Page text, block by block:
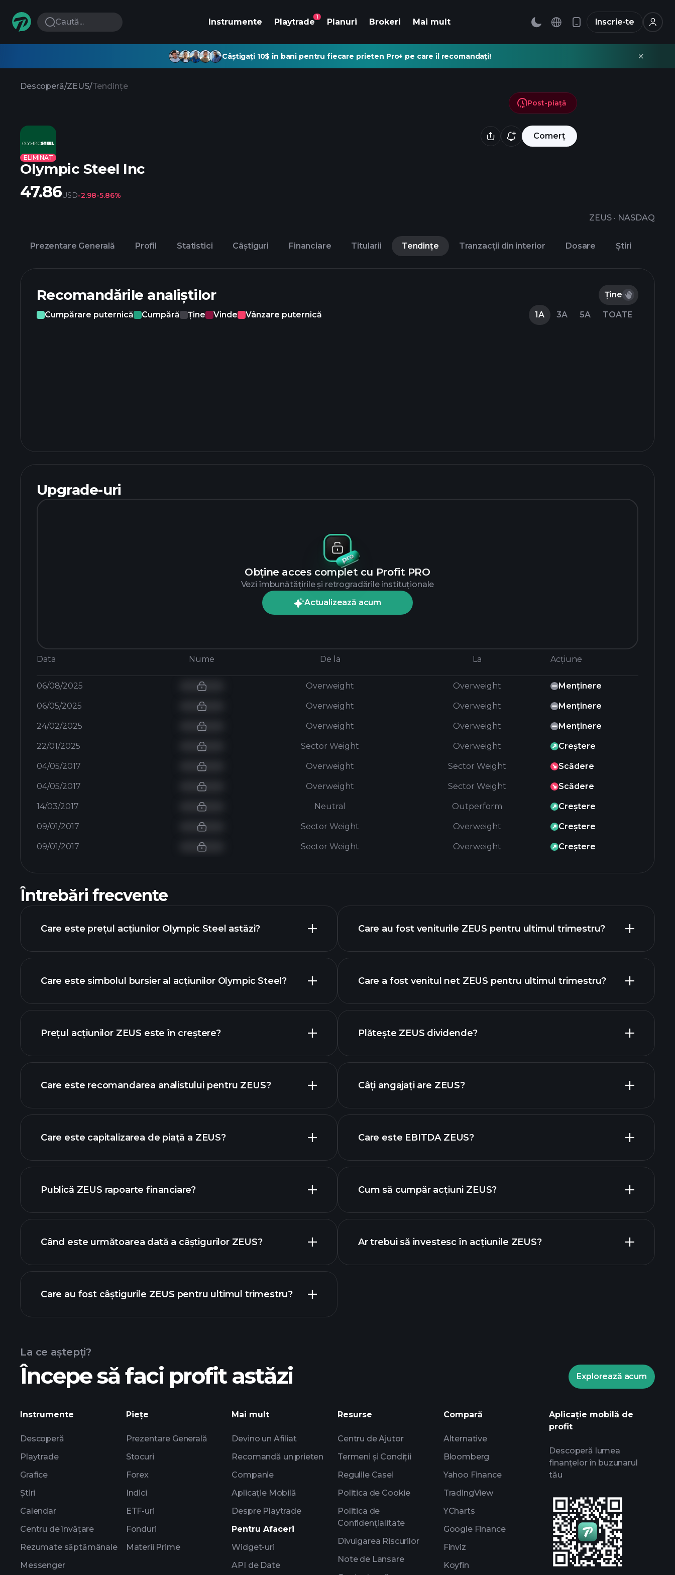
Caută... Instrumente Playtrade
1
Planuri Brokeri Mai mult Inscrie-te
Câștigați 10$ în bani pentru fiecare prieten Pro+ pe care îl recomandați!
Descoperă/ZEUS/Tendințe
ELIMINAT
Comerț
Olympic Steel Inc
ZEUS · NASDAQ
Post-piață
47.86USD-2.98-5.86%
Prezentare Generală Profil Statistici Câștiguri Financiare Titularii Tendințe Tranzacții din interior Dosare Știri
Recomandările analiștilor Ține
Cumpărare puternică Cumpără Ține Vinde Vânzare puternică 1A 3A 5A TOATE
Upgrade-uri
Obține acces complet cu Profit PRO
Vezi îmbunătățirile și retrogradările instituționale
Actualizează acum
Data Nume De la La Acțiune
06/08/2025 Overweight Overweight Menținere
06/05/2025 Overweight Overweight Menținere
24/02/2025 Overweight Overweight Menținere
22/01/2025 Sector Weight Overweight Creștere
04/05/2017 Overweight Sector Weight Scădere
04/05/2017 Overweight Sector Weight Scădere
14/03/2017 Neutral Outperform Creștere
09/01/2017 Sector Weight Overweight Creștere
09/01/2017 Sector Weight Overweight Creștere
Întrebări frecvente
Care este prețul acțiunilor Olympic Steel astăzi?
avansat
Care este simbolul bursier al acțiunilor Olympic Steel?
Prețul acțiunilor ZEUS este în creștere?
Care este recomandarea analistului pentru ZEUS?
Care este capitalizarea de piață a ZEUS?
lista noastră de acțiuni
Publică ZEUS rapoarte financiare?
finanțele ZEUS
Când este următoarea dată a câștigurilor ZEUS?
calendarului
Care au fost câștigurile ZEUS pentru ultimul trimestru?
câștigurile ZEUS
Care au fost veniturile ZEUS pentru ultimul trimestru?
rapoartele financiare ZEUS
Care a fost venitul net ZEUS pentru ultimul trimestru?
rapoartele financiare ZEUS
Plătește ZEUS dividende?
Câți angajați are ZEUS?
Care este EBITDA ZEUS?
rapoartele financiare
Cum să cumpăr acțiuni ZEUS?
Ar trebui să investesc în acțiunile ZEUS?
informații zilnice de piață alimentate de
Portofoliile miliardarilor
La ce aștepți?
Începe să faci profit astăzi Explorează acum
Instrumente
Descoperă
Playtrade
Grafice
Știri
Calendar
Centru de învățare
Rezumate săptămânale
Messenger
Piețe
Prezentare Generală
Stocuri
Forex
Indici
ETF-uri
Fonduri
Materii Prime
Mai mult
Devino un Afiliat
Recomandă un prieten
Companie
Aplicație Mobilă
Despre Playtrade
Pentru Afaceri
Widget-uri
API de Date
Resurse
Centru de Ajutor
Termeni și Condiții
Regulile Casei
Politica de Cookie
Politica de
Confidențialitate
Divulgarea Riscurilor
Note de Lansare
Compară
Alternative
Bloomberg
Yahoo Finance
TradingView
YCharts
Google Finance
Finviz
Koyfin
Aplicație mobilă de
profit
Descoperă lumea
finanțelor în buzunarul
tău